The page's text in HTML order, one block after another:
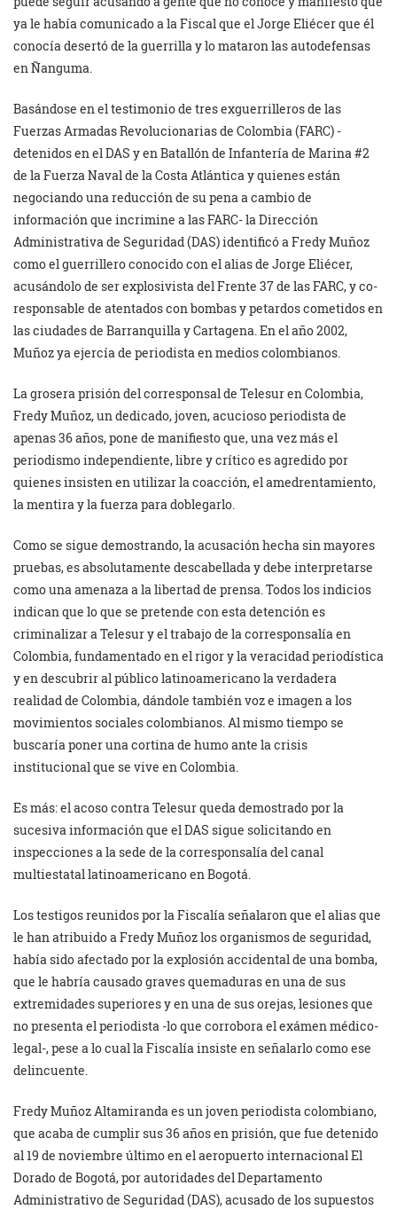
ya le había comunicado a la Fiscal que el Jorge Eliécer que él
conocía desertó de la guerrilla y lo mataron las autodefensas
en Ñanguma.
Basándose en el testimonio de tres exguerrilleros de las
Fuerzas Armadas Revolucionarias de Colombia (FARC) -
detenidos en el DAS y en Batallón de Infantería de Marina #2
de la Fuerza Naval de la Costa Atlántica y quienes están
negociando una reducción de su pena a cambio de
información que incrimine a las FARC- la Dirección
Administrativa de Seguridad (DAS) identificó a Fredy Muñoz
como el guerrillero conocido con el alias de Jorge Eliécer,
acusándolo de ser explosivista del Frente 37 de las FARC, y co-
responsable de atentados con bombas y petardos cometidos en
las ciudades de Barranquilla y Cartagena. En el año 2002,
Muñoz ya ejercía de periodista en medios colombianos.
La grosera prisión del corresponsal de Telesur en Colombia,
Fredy Muñoz, un dedicado, joven, acucioso periodista de
apenas 36 años, pone de manifiesto que, una vez más el
periodismo independiente, libre y crítico es agredido por
quienes insisten en utilizar la coacción, el amedrentamiento,
la mentira y la fuerza para doblegarlo.
Como se sigue demostrando, la acusación hecha sin mayores
pruebas, es absolutamente descabellada y debe interpretarse
como una amenaza a la libertad de prensa. Todos los indicios
indican que lo que se pretende con esta detención es
criminalizar a Telesur y el trabajo de la corresponsalía en
Colombia, fundamentado en el rigor y la veracidad periodística
y en descubrir al público latinoamericano la verdadera
realidad de Colombia, dándole también voz e imagen a los
movimientos sociales colombianos. Al mismo tiempo se
buscaría poner una cortina de humo ante la crisis
institucional que se vive en Colombia.
Es más: el acoso contra Telesur queda demostrado por la
sucesiva información que el DAS sigue solicitando en
inspecciones a la sede de la corresponsalía del canal
multiestatal latinoamericano en Bogotá.
Los testigos reunidos por la Fiscalía señalaron que el alias que
le han atribuido a Fredy Muñoz los organismos de seguridad,
había sido afectado por la explosión accidental de una bomba,
que le habría causado graves quemaduras en una de sus
extremidades superiores y en una de sus orejas, lesiones que
no presenta el periodista -lo que corrobora el exámen médico-
legal-, pese a lo cual la Fiscalía insiste en señalarlo como ese
delincuente.
Fredy Muñoz Altamiranda es un joven periodista colombiano,
que acaba de cumplir sus 36 años en prisión, que fue detenido
al 19 de noviembre último en el aeropuerto internacional El
Dorado de Bogotá, por autoridades del Departamento
Administrativo de Seguridad (DAS), acusado de los supuestos